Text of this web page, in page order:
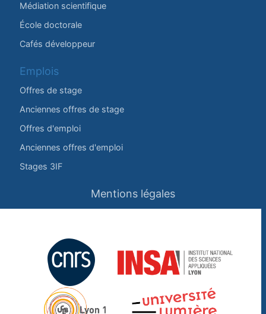
Médiation scientifique
École doctorale
Cafés développeur
Emplois
Offres de stage
Anciennes offres de stage
Offres d'emploi
Anciennes offres d'emploi
Stages 3IF
Mentions légales